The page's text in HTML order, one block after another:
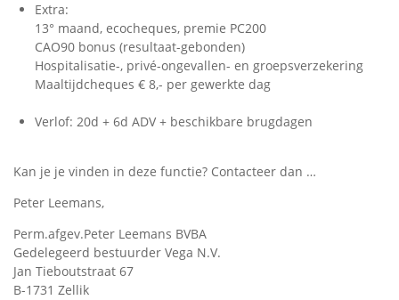
Extra:
13° maand, ecocheques, premie PC200
CAO90 bonus (resultaat-gebonden)
Hospitalisatie-, privé-ongevallen- en groepsverzekering
Maaltijdcheques € 8,- per gewerkte dag
Verlof: 20d + 6d ADV + beschikbare brugdagen
Kan je je vinden in deze functie? Contacteer dan …
Peter Leemans,
Perm.afgev.Peter Leemans BVBA
Gedelegeerd bestuurder Vega N.V.
Jan Tieboutstraat 67
B-1731 Zellik